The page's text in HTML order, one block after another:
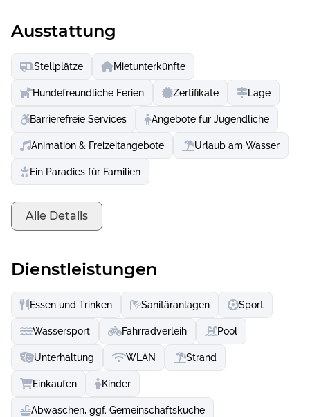
Kirche der Heiligen Euphemia. Die Besucher können auch
eine Fahrt in einem traditionellen Batana-Boot
unternehmen, um den Blick auf einen atemberaubenden
Sonnenuntergang zu genießen.
Vrsar – eine kleine Stadt, die mit ihrem Charme begeistert
Mit atemberaubenden Ausblicken auf einen Archipel mit
18 unbewohnten Inseln stellt Vrsar ein Segelparadies dar.
Seinen Charme gewinnt Vrsar durch die mediterrane
Architektur und zahlreiche Skulpturen. Casanovas Haus
und weitere Sehenswürdigkeiten ziehen Abenteurer,
Ausstattung
Stellplätze Mietunterkünfte
Hundefreundliche Ferien Zertifikate Lage
Barrierefreie Services Angebote für Jugendliche
Animation & Freizeitangebote Urlaub am Wasser
Ein Paradies für Familien
Alle Details
Dienstleistungen
Essen und Trinken Sanitäranlagen Sport
Wassersport Fahrradverleih Pool
Unterhaltung WLAN Strand
Einkaufen Kinder
Abwaschen, ggf. Gemeinschaftsküche